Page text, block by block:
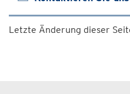
Letzte Änderung dieser